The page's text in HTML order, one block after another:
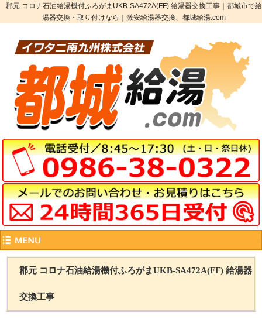
郡元 コロナ石油給湯機付ふろがまUKB-SA472A(FF) 給湯器交換工事｜都城市で給
湯器交換・取り付けなら｜激安給湯器交換、都城給湯.com
郡元 コロナ石油給湯機付ふろがまUKB-SA472A(FF) 給湯器
交換工事